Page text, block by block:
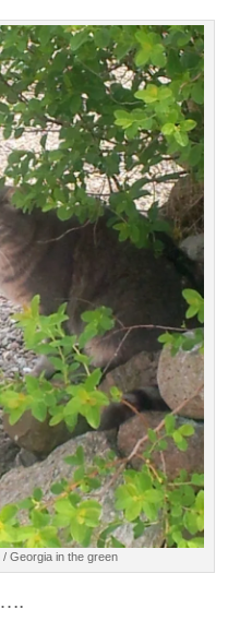
Georgia in the green